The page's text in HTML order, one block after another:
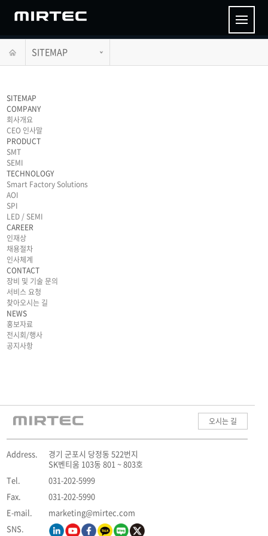
SITEMAP
SITEMAP
COMPANY
회사개요
CEO 인사말
PRODUCT
SMT
SEMI
TECHNOLOGY
Smart Factory Solutions
AOI
SPI
LED / SEMI
CAREER
인재상
채용절차
인사체계
CONTACT
장비 및 기술 문의
서비스 요청
찾아오시는 길
NEWS
홍보자료
전시회/행사
공지사항
오시는 길
Address.
경기 군포시 당정동 522번지
SK벤티움 103동 801 ~ 803호
Tel.
031-202-5999
Fax.
031-202-5990
E-mail.
marketing@mirtec.com
SNS.